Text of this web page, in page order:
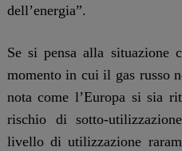
dell’energia”.
Se si pensa alla situazione
momento in cui il gas russo
nota come l’Europa si sia
rischio di sotto-
livello di utilizzazione